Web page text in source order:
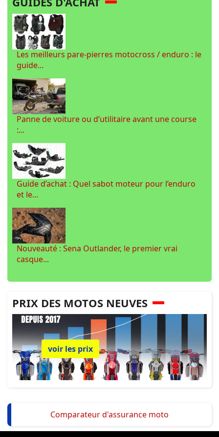
Les meilleurs pare-pierres motocross / enduro : le
guide...
Panne de voiture ou d’utilitaire avant une course
:...
Guide d’achat : Quel sabot moteur pour l’enduro
et le...
Nouveauté : Sena Outlander, le premier vrai
casque...
PRIX DES MOTOS NEUVES
voir les prix
Comparateur d'assurance moto